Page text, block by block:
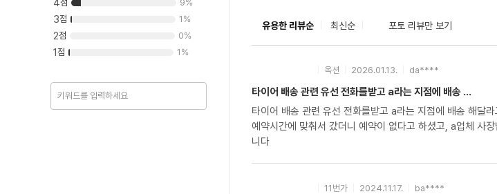
4점 9%
3점 1 %
2점 0%
1점 1 %
유용한 리뷰순 최신순 포토 리뷰만 보기
옥션 2026.01.13. da****
타이어 배송 관련 유선 전화를받고 a라는 지점에 배송 ...
타이어 배송 관련 유선 전화를받고 a라는 지점에 배송 해달
예약시간에 맞춰서 갔더니 예약이 없다고 하셨고, a업체 사
니다
11번가 2024.11.17. ba****